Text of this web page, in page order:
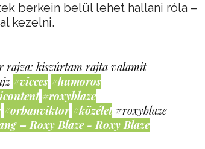
berkein belül lehet hallani róla –
kezelni.
rajza: kiszúrtam rajta valamit
#vicces #humoros
#roxyblaze
#orbanviktor #közélet #roxyblaze
– Roxy Blaze - Roxy Blaze